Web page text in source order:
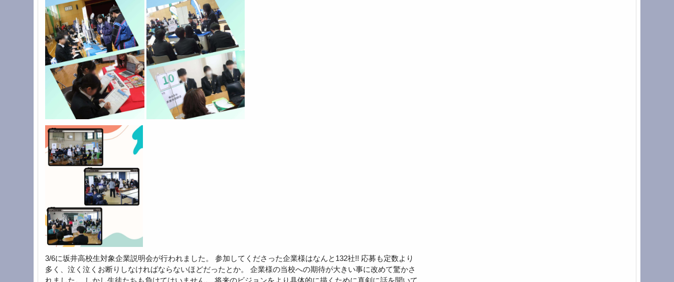
3/6に坂井高校生対象企業説明会が行われました。 参加してくださった企業様はなんと132社!! 応募も定数より
多く、泣く泣くお断りしなければならないほどだったとか。 企業様の当校への期待が大きい事に改めて驚かさ